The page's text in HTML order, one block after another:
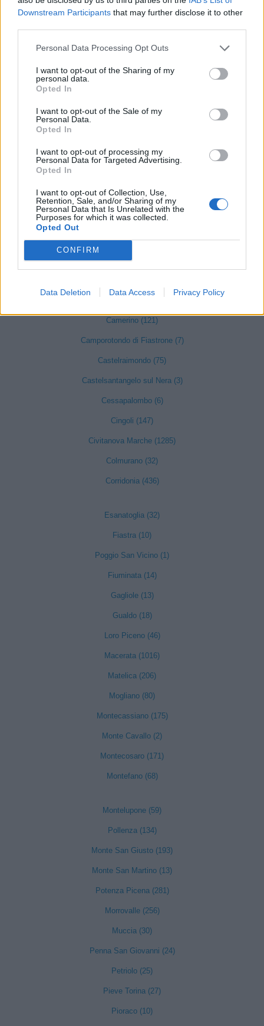
Downstream Participants that may further disclose it to other
Personal Data Processing Opt Outs
I want to opt-out of the Sharing of my
personal data.
Opted In
I want to opt-out of the Sale of my
Personal Data.
Opted In
I want to opt-out of processing my
Personal Data for Targeted Advertising.
Opted In
I want to opt-out of Collection, Use,
Retention, Sale, and/or Sharing of my
Personal Data that Is Unrelated with the
Purposes for which it was collected.
Opted Out
CONFIRM
Data Deletion Data Access Privacy Policy
1-2 milioni Tolentino
1 5
Visualizza tutti i comuni della
Apiro (28)
Appignano (95)
Belforte del Chienti (42)
Camerino (121)
Camporotondo di Fiastrone (7)
Castelraimondo (75)
Castelsantangelo sul Nera (3)
Cessapalombo (6)
Cingoli (147)
Civitanova Marche (1285)
Colmurano (32)
Corridonia (436)
Esanatoglia (32)
Fiastra (10)
Poggio San Vicino (1)
Fiuminata (14)
Gagliole (13)
Gualdo (18)
Loro Piceno (46)
Macerata (1016)
Matelica (206)
Mogliano (80)
Montecassiano (175)
Monte Cavallo (2)
Montecosaro (171)
Montefano (68)
Montelupone (59)
Pollenza (134)
Monte San Giusto (193)
Monte San Martino (13)
Potenza Picena (281)
Morrovalle (256)
Muccia (30)
Penna San Giovanni (24)
Petriolo (25)
Pieve Torina (27)
Pioraco (10)